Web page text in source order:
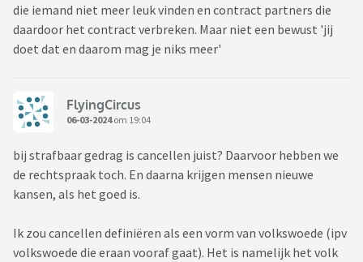
die iemand niet meer leuk vinden en contract partners die
daardoor het contract verbreken. Maar niet een bewust 'jij
doet dat en daarom mag je niks meer'
FlyingCircus
06-03-2024om 19:04
bij strafbaar gedrag is cancellen juist? Daarvoor hebben we
de rechtspraak toch. En daarna krijgen mensen nieuwe
kansen, als het goed is.
Ik zou cancellen definiëren als een vorm van volkswoede (ipv
volkswoede die eraan vooraf gaat). Het is namelijk het volk